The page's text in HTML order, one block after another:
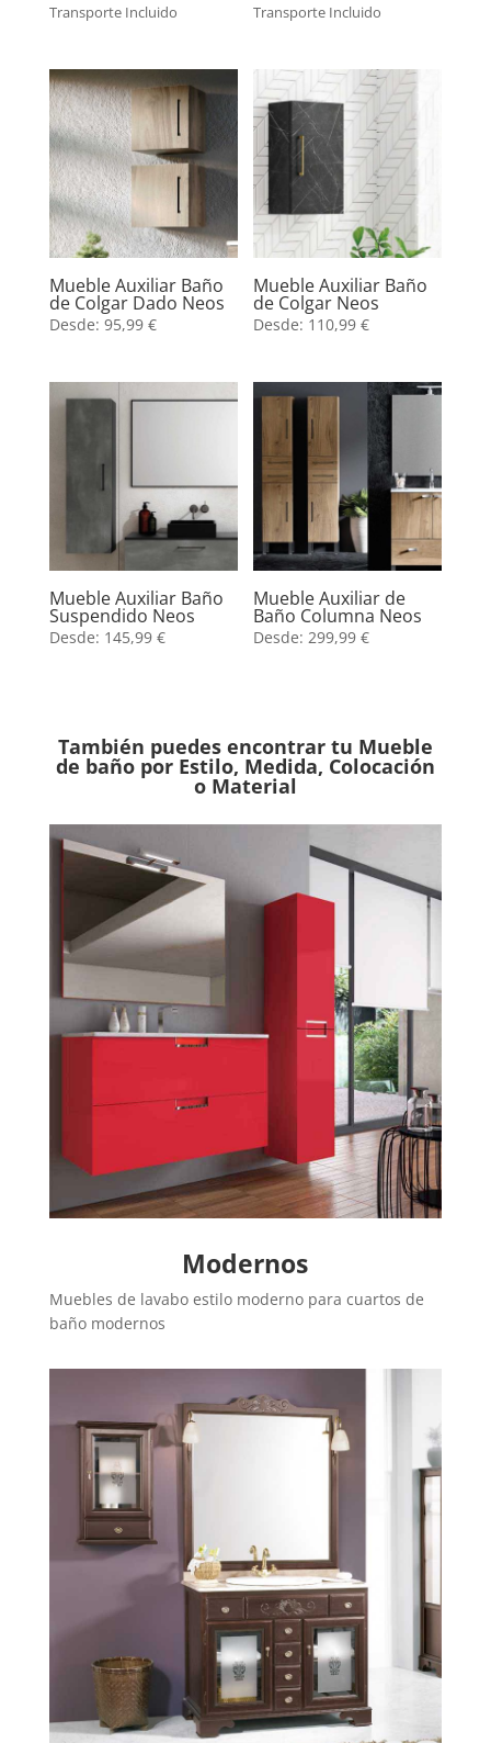
Transporte Incluido
Transporte Incluido
Mueble Auxiliar Baño
de Colgar Dado Neos
Desde: 95,99 €
Mueble Auxiliar Baño
de Colgar Neos
Desde: 110,99€
Mueble Auxiliar Baño
Suspendido Neos
Desde: 145,99 €
Mueble Auxiliar de
Baño Columna Neos
Desde:299,99€
También puedes encontrar tu Mueble
de baño por Estilo, Medida, Colocación
o Material
Modernos
Muebles de lavabo estilo moderno para cuartos de
baño modernos